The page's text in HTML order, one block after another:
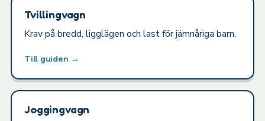
Tvillingvagn
Krav på bredd, ligglägen och last för jämnåriga barn.
Till guiden →
Joggingvagn